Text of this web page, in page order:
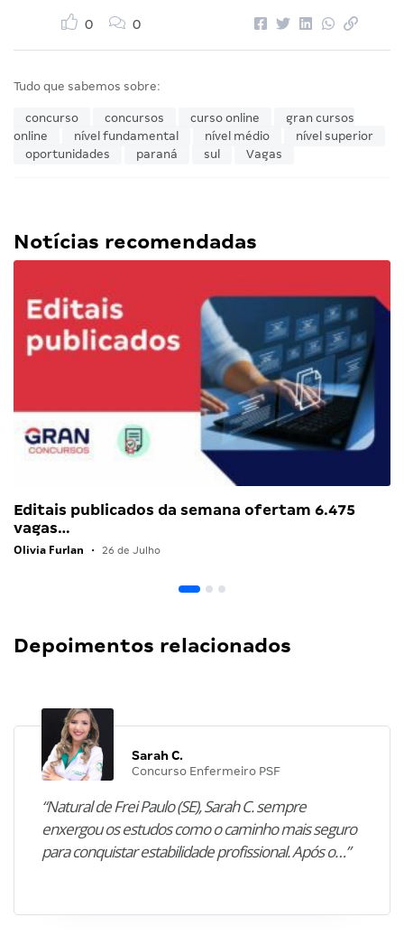
0 0
Tudo que sabemos sobre:
concurso concursos curso online
gran cursos
online
nível fundamental nível médio
nível superior
oportunidades
paraná sul Vagas
Notícias recomendadas
Editais publicados da semana ofertam 6.475
vagas…
Olivia Furlan • 26 de Julho
Depoimentos relacionados
Sarah C.
Concurso Enfermeiro PSF
“Natural de Frei Paulo (SE), Sarah C. sempre
enxergou os estudos como o caminho mais seguro
para conquistar estabilidade profissional. Após o…”